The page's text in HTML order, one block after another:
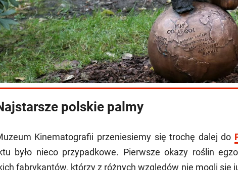
polskie palmy
Kinematografii przeniesiemy się trochę dalej do
było nieco przypadkowe. Pierwsze okazy roślin
fabrykantów, którzy z różnych względów nie mogli się